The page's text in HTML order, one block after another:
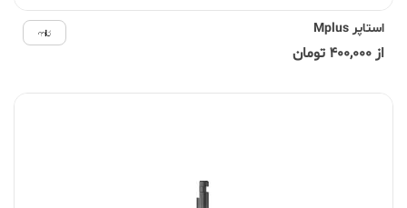
استاپر Mplus
از 400,000 تومان